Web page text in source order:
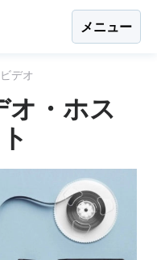
メニュー
デオ
オ・ホス